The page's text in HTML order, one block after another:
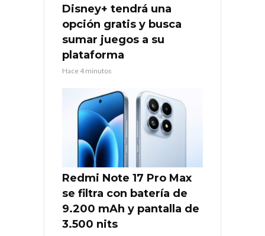
Disney+ tendrá una
opción gratis y busca
sumar juegos a su
plataforma
Hace 4 minutos
Redmi Note 17 Pro Max
se filtra con batería de
9.200 mAh y pantalla de
3.500 nits